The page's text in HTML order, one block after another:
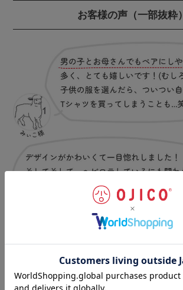
お客様の声（一部抜粋）